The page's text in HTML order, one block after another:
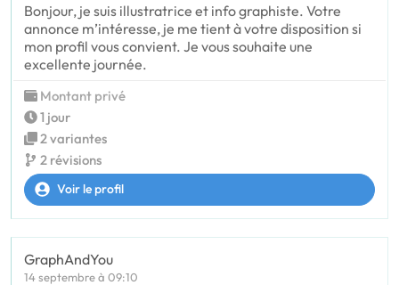
Bonjour, je suis illustratrice et info graphiste. Votre
annonce m’intéresse, je me tient à votre disposition si
mon profil vous convient. Je vous souhaite une
excellente journée.
Montant privé
1 jour
2 variantes
2 révisions
Voir le profil
GraphAndYou
14 septembre à 09:10